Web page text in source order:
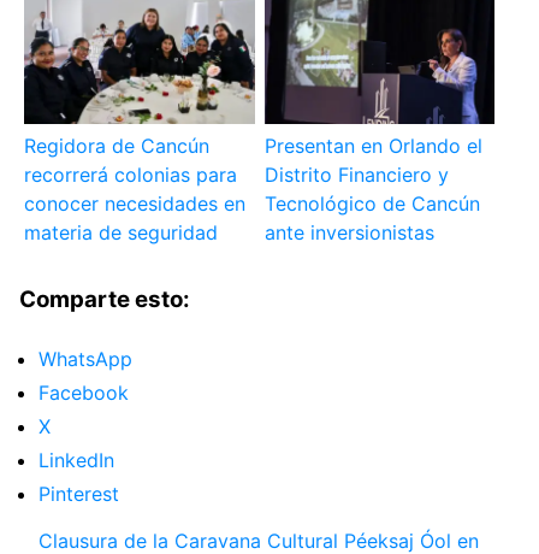
Regidora de Cancún
recorrerá colonias para
conocer necesidades en
materia de seguridad
Presentan en Orlando el
Distrito Financiero y
Tecnológico de Cancún
ante inversionistas
Comparte esto:
WhatsApp
Facebook
X
LinkedIn
Pinterest
Clausura de la Caravana Cultural Péeksaj Óol en